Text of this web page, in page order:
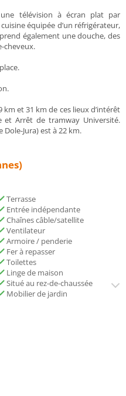
télévision à écran plat par
équipée d’un réfrigérateur,
également une douche, des
cheveux.
et 31 km de ces lieux d’intérêt
et Arrêt de tramway Université.
Jura) est à 22 km.
Terrasse
Entrée indépendante
Chaînes câble/satellite
Ventilateur
Armoire / penderie
Fer à repasser
Toilettes
Linge de maison
Situé au rez-de-chaussée
Mobilier de jardin